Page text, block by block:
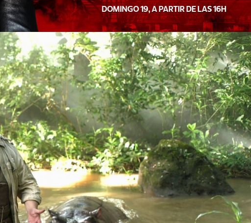
DOMINGO 19, A PARTIR DE LAS 16H